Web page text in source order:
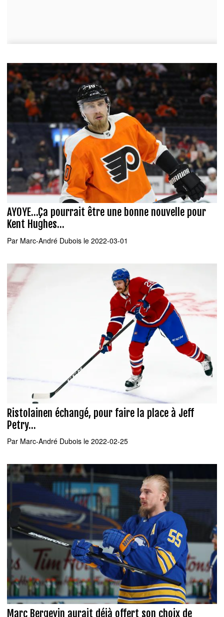
AYOYE...Ça pourrait être une bonne nouvelle pour
Kent Hughes...
Par Marc-André Dubois le 2022-03-01
Ristolainen échangé, pour faire la place à Jeff
Petry...
Par Marc-André Dubois le 2022-02-25
Marc Bergevin aurait déjà offert son choix de